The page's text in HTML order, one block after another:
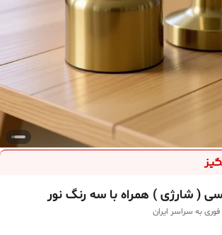
( شارژی ) همراه با سه رنگ‌ نور
به سراسر ایران